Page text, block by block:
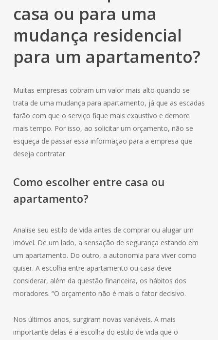
casa ou para uma
mudança residencial
para um apartamento?
Muitas empresas cobram um valor mais alto quando se
trata de uma mudança para apartamento, já que as escadas
farão com que o serviço fique mais exaustivo e demore
mais tempo. Por isso, ao solicitar um orçamento, não se
esqueça de passar essa informação para a empresa que
deseja contratar.
Como escolher entre casa ou
apartamento?
Analise seu estilo de vida antes de comprar ou alugar um
imóvel. De um lado, a sensação de segurança estando em
um apartamento. Do outro, a autonomia para viver como
quiser. A escolha entre apartamento ou casa deve
considerar, além da questão financeira, os hábitos dos
moradores. “O orçamento não é mais o fator decisivo.
Nos últimos anos, surgiram novas variáveis. A mais
importante delas é a escolha do estilo de vida que o